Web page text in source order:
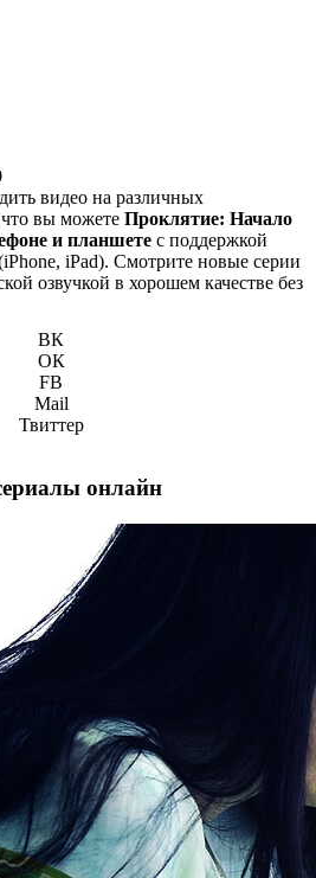
видео на различных
что вы можете Проклятие: Начало
и планшете с поддержкой
iPad). Смотрите новые серии
озвучкой в хорошем качестве без
ВК
ОК
FB
Mail
Твиттер
онлайн